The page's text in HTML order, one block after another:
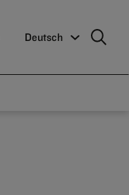
Deutsch